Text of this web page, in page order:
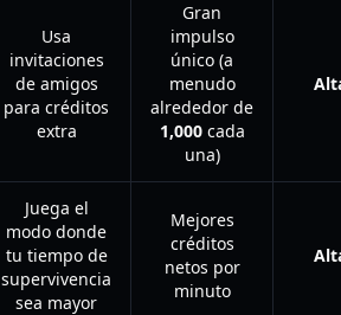
Usa
invitaciones
de amigos
para créditos
extra
Gran
impulso
único (a
menudo
alrededor de
1,000cada
una)
Juega el
modo donde
tu tiempo de
supervivencia
sea mayor
Mejores
créditos
netos por
minuto